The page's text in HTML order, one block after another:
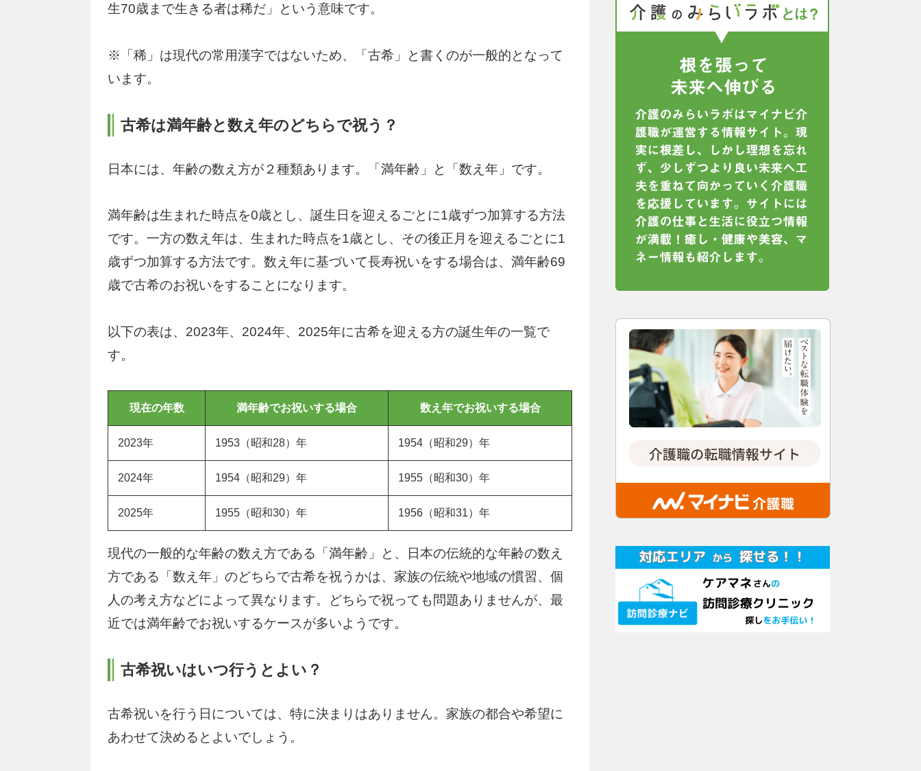
生70歳まで生きる者は稀だ」という意味です。
※「稀」は現代の常用漢字ではないため、「古希」と書くのが一般的となって
います。
古希は満年齢と数え年のどちらで祝う？
日本には、年齢の数え方が２種類あります。「満年齢」と「数え年」です。
満年齢は生まれた時点を0歳とし、誕生日を迎えるごとに1歳ずつ加算する方法
です。一方の数え年は、生まれた時点を1歳とし、その後正月を迎えるごとに1
歳ずつ加算する方法です。数え年に基づいて長寿祝いをする場合は、満年齢69
歳で古希のお祝いをすることになります。
以下の表は、2023年、2024年、2025年に古希を迎える方の誕生年の一覧で
す。
現在の年数 満年齢でお祝いする場合 数え年でお祝いする場合
2023年 1953（昭和28）年 1954（昭和29）年
2024年 1954（昭和29）年 1955（昭和30）年
2025年 1955（昭和30）年 1956（昭和31）年
現代の一般的な年齢の数え方である「満年齢」と、日本の伝統的な年齢の数え
方である「数え年」のどちらで古希を祝うかは、家族の伝統や地域の慣習、個
人の考え方などによって異なります。どちらで祝っても問題ありませんが、最
近では満年齢でお祝いするケースが多いようです。
古希祝いはいつ行うとよい？
古希祝いを行う日については、特に決まりはありません。家族の都合や希望に
あわせて決めるとよいでしょう。